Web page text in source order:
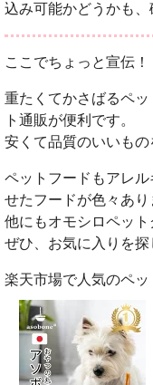
込み可能かどうかも、
ここでちょっと宣伝！
重たくてかさばるペ
ト通販が便利です。
安くて品質のいいもの
ペットフードもアレ
せたフードが色々あり
他にもオモシロペット
ぜひ、お気に入りを探
楽天市場で人気のペッ